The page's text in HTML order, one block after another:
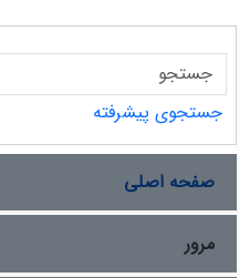
جستجوی پیشرفته
صفحه اصلی
مرور